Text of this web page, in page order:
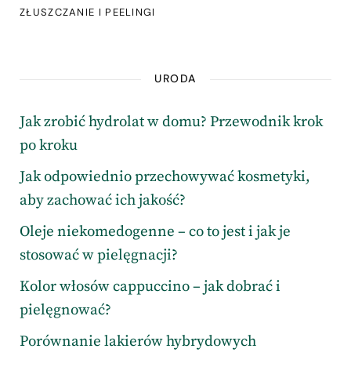
ZŁUSZCZANIE I PEELINGI
URODA
Jak zrobić hydrolat w domu? Przewodnik krok
po kroku
Jak odpowiednio przechowywać kosmetyki,
aby zachować ich jakość?
Oleje niekomedogenne – co to jest i jak je
stosować w pielęgnacji?
Kolor włosów cappuccino – jak dobrać i
pielęgnować?
Porównanie lakierów hybrydowych